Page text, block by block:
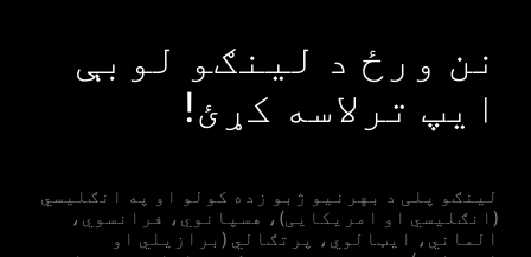
نن ورځ د لینګو لوبې
ایپ ترلاسه کړئ!
لینګو پلی د بهرنیو ژبو زده کولو او په انګلیسي
(انګلیسي او امریکایی)، هسپانوي، فرانسوي،
الماني، ایټالوي، پرتګالي (برازیلي او